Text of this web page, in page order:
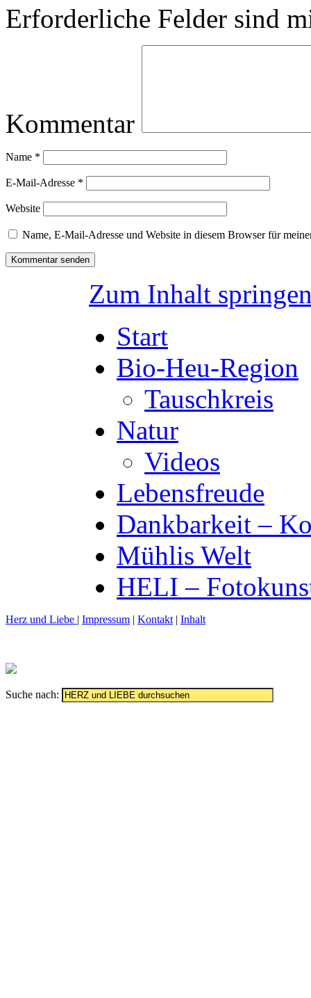
Erforderliche Felder sind
Kommentar
Name *
E-Mail-Adresse *
Website
Name, E-Mail-Adresse und Website in diesem Browser für
Zum Inhalt
Start
Bio-Heu-Region
Tauschkreis
Natur
Videos
Lebensfreude
Dankbarkeit –
Mühlis Welt
HELI –
Herz und Liebe | Impressum | Kontakt | Inhalt
Suche nach: